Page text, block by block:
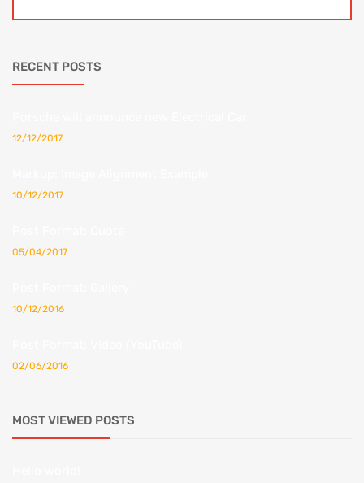
RECENT POSTS
12/12/2017
10/12/2017
05/04/2017
10/12/2016
02/06/2016
MOST VIEWED POSTS